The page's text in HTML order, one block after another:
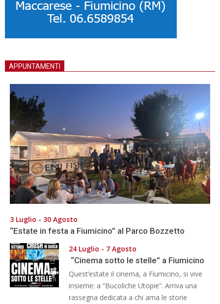
APPUNTAMENTI
3 Luglio - 30 Agosto
“Estate in festa a Fiumicino” al Parco Bozzetto
24 Luglio - 7 Agosto
“Cinema sotto le stelle” a Fiumicino
Quest’estate il cinema, a Fiumicino, si vive
insieme: a “Bucoliche Utopie”. Arriva una
rassegna dedicata a chi ama le storie